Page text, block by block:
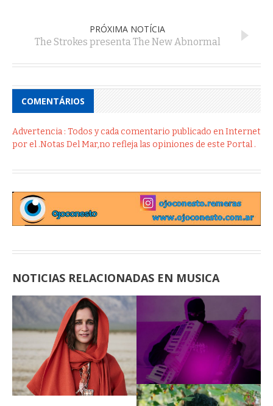
PRÓXIMA NOTÍCIA
The Strokes presenta The New Abnormal
COMENTÁRIOS
Advertencia : Todos y cada comentario publicado en Internet
por el .Notas Del Mar,no refleja las opiniones de este Portal .
NOTICIAS RELACIONADAS EN MUSICA